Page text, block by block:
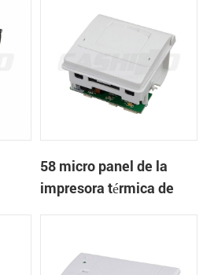
58 micro panel de la
impresora térmica de